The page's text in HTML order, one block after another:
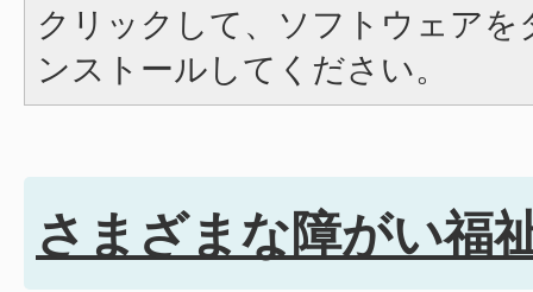
クリックして、ソフトウェア
ンストールしてください。
さまざまな障がい福